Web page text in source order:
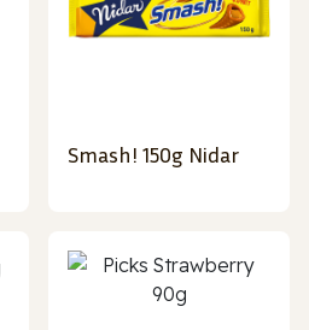
Smash! 150g Nidar